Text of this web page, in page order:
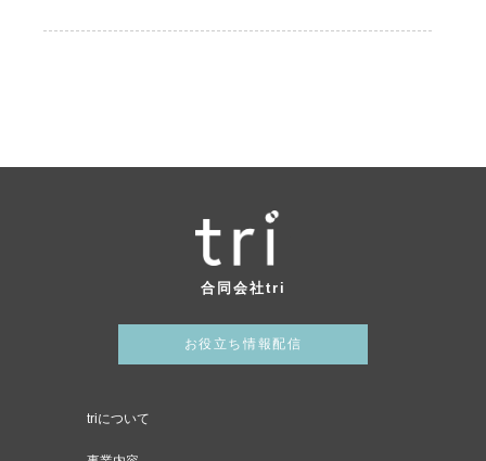
合同会社tri
お役立ち情報配信
triについて